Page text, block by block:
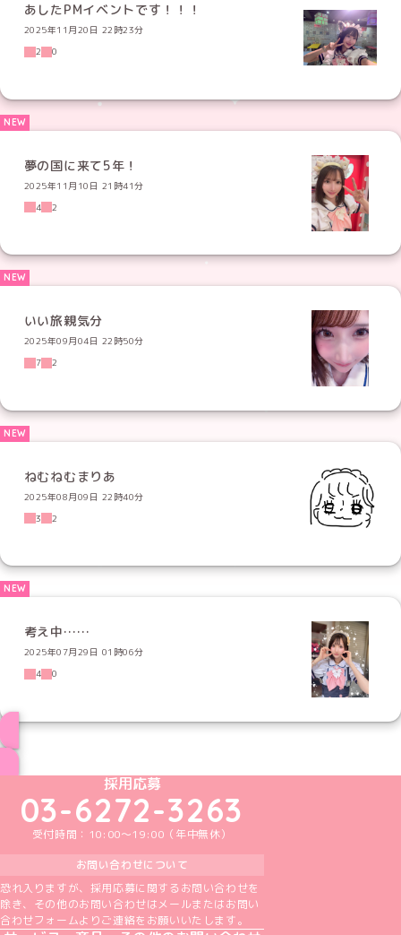
あしたPMイベントです！！！
2025年11月20日 22時23分
2
0
夢の国に来て5年！
2025年11月10日 21時41分
4
2
いい旅親気分
2025年09月04日 22時50分
7
2
ねむねむまりあ
2025年08月09日 22時40分
3
2
考え中……
2025年07月29日 01時06分
4
0
めいどりーみんTikTok公式アカウント
めいどりーみんX公式アカウント
めいどりーみんInstagram公式アカウント
めいどりーみんFacebook公式アカウン
めいどりーみんYouTube公式アカ
採用応募
03-6272-3263
受付時間：10:00～19:00（年中無休）
お問い合わせについて
恐れ入りますが、採用応募に関するお問い合わせを
除き、その他のお問い合わせはメールまたはお問い
合わせフォームよりご連絡をお願いいたします。